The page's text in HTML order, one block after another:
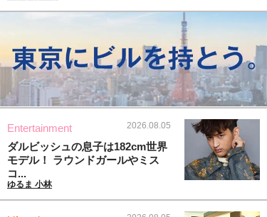
Entertainment 2026.08.05
ダルビッシュの息子は182cm世界
モデル！ ラウンドガールやミス
コ...
ゆるま 小林